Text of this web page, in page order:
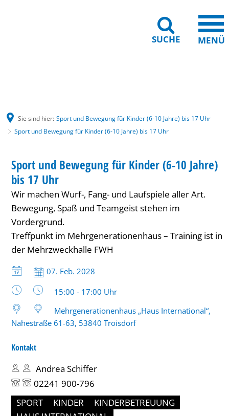
SUCHE MENÜ
Sie sind hier: Sport und Bewegung für Kinder (6-10 Jahre) bis 17 Uhr
Sport und Bewegung für Kinder (6-10 Jahre) bis 17 Uhr
und
Bewegung
für
Kinder
(6-
Jahre)
bis
KATEGORIE: HAUS INTERNATIONAL
Sport und Bewegung für Kinder (6-10 Jahre)
bis 17 Uhr
Wir machen Wurf-, Fang- und Laufspiele aller Art.
Bewegung, Spaß und Teamgeist stehen im
Vordergrund.
Treffpunkt im Mehrgenerationenhaus – Training ist in
der Mehrzweckhalle FWH
Datum:
07. Feb. 2028
Uhrzeit:
15:00 - 17:00 Uhr
Mehrgenerationenhaus „Haus International“,
Nahestraße 61-63, 53840 Troisdorf
Kontakt
Andrea Schiffer
02241 900-796
SPORT
KINDER
KINDERBETREUUNG